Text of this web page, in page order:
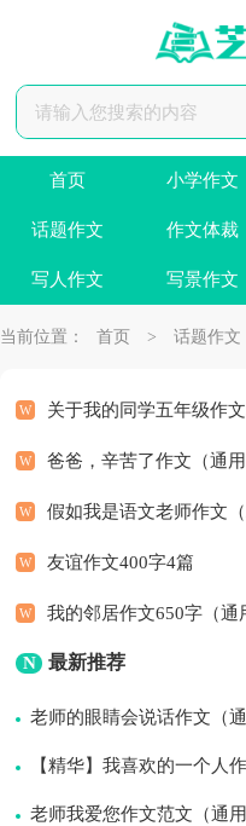
首页 小学作文
话题作文 作文体裁
写人作文 写景作文
当前位置： 首页 > 话题作文
关于我的同学五年级作
爸爸，辛苦了作文（通用
假如我是语文老师作文（
友谊作文400字4篇
我的邻居作文650字（通
N 最新推荐
老师的眼睛会说话作文（通
【精华】我喜欢的一个人
老师我爱您作文范文（通用